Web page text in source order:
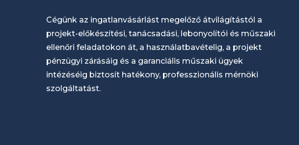
Cégünk az ingatlanvásárlást megelőző átvilágítástól a
projekt-előkészítési, tanácsadási, lebonyolítói és műszaki
ellenőri feladatokon át, a használatbavételig, a projekt
pénzügyi zárásáig és a garanciális műszaki ügyek
intézéséig biztosít hatékony, professzionális mérnöki
szolgáltatást.